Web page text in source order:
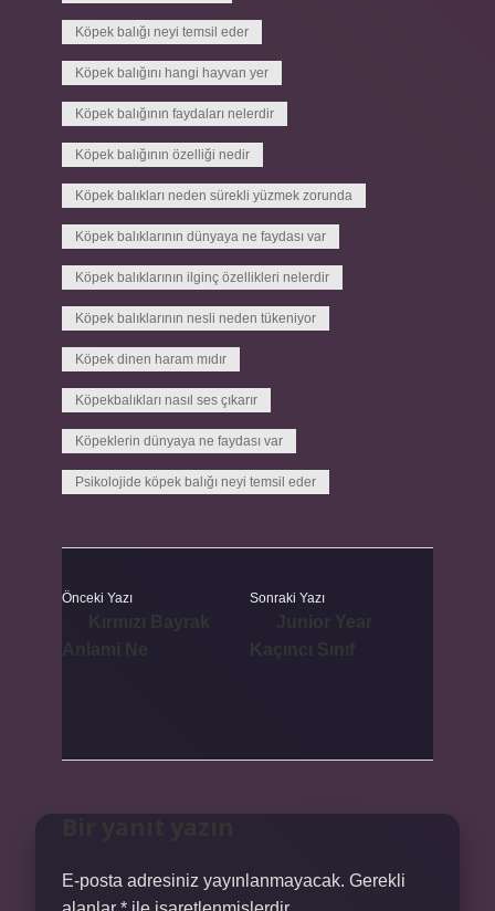
Köpek balığı neyi temsil eder
Köpek balığını hangi hayvan yer
Köpek balığının faydaları nelerdir
Köpek balığının özelliği nedir
Köpek balıkları neden sürekli yüzmek zorunda
Köpek balıklarının dünyaya ne faydası var
Köpek balıklarının ilginç özellikleri nelerdir
Köpek balıklarının nesli neden tükeniyor
Köpek dinen haram mıdır
Köpekbalıkları nasıl ses çıkarır
Köpeklerin dünyaya ne faydası var
Psikolojide köpek balığı neyi temsil eder
Önceki Yazı Sonraki Yazı
E-posta adresiniz yayınlanmayacak. Gerekli